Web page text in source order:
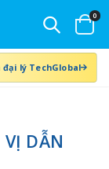
0
lý TechGlobal
DẪN